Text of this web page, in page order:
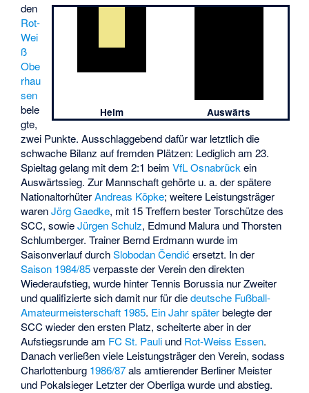
Heim Auswärts
den
Rot-
Wei
ß
Obe
rhau
sen
bele
gte,
zwei Punkte. Ausschlaggebend dafür war letztlich die
schwache Bilanz auf fremden Plätzen: Lediglich am 23.
Spieltag gelang mit dem 2:1 beimVfL Osnabrückein
Auswärtssieg. Zur Mannschaft gehörte u. a. der spätere
NationaltorhüterAndreas Köpke; weitere Leistungsträger
warenJörg Gaedke, mit 15 Treffern bester Torschütze des
SCC, sowieJürgen Schulz, Edmund Malura undThorsten
Schlumberger. Trainer Bernd Erdmann wurde im
Saisonverlauf durchSlobodan Čendićersetzt. In der
Saison 1984/85verpasste der Verein den direkten
Wiederaufstieg, wurde hinter Tennis Borussia nur Zweiter
und qualifizierte sich damit nur für diedeutsche Fußball-
Amateurmeisterschaft 1985. Ein Jahr späterbelegte der
SCC wieder den ersten Platz, scheiterte aber in der
Aufstiegsrunde am FC St. Pauli und Rot-Weiss Essen.
Danach verließen viele Leistungsträger den Verein, sodass
Charlottenburg 1986/87als amtierender Berliner Meister
und Pokalsieger Letzter der Oberliga wurde und abstieg.